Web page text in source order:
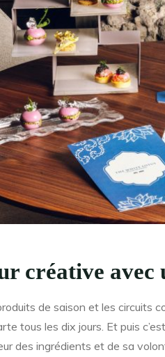
créative avec
de saison et les circuits
tous les dix jours. Et puis
des ingrédients et de sa